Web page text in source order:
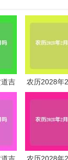
吉
农历2028年